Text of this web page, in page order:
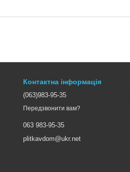
Контактна інформація
(063)983-95-35
Передзвонити вам?
063 983-95-35
plitkavdom@ukr.net